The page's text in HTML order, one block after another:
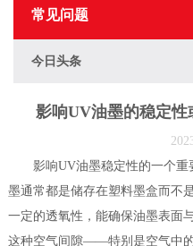
常见问题
今日头条
影响UV油墨的稳定性
影响UV油墨稳定性的一个重
墨通常都是储存在塑料墨盒而不
一定的透氧性，能确保油墨表面
这种空气间隙——特别是空气中